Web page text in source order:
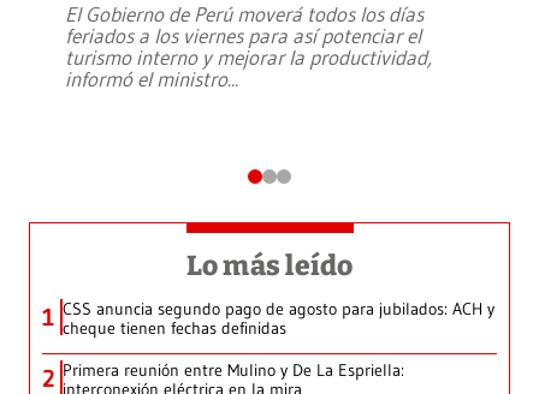
El Gobierno de Perú moverá todos los días
feriados a los viernes para así potenciar el
turismo interno y mejorar la productividad,
informó el ministro...
Lo más leído
1 CSS anuncia segundo pago de agosto para jubilados: ACH y
cheque tienen fechas definidas
2 Primera reunión entre Mulino y De La Espriella: